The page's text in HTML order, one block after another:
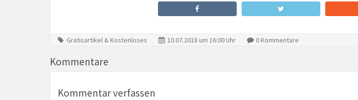
Gratisartikel & Kostenloses 10.07.2018 um 16:00 Uhr 0 Kommentare
Kommentare
Kommentar verfassen